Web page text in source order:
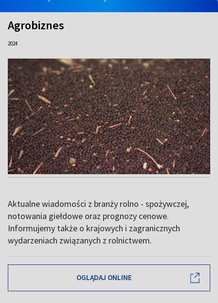
Agrobiznes
2024
Aktualne wiadomości z branży rolno - spożywczej,
notowania giełdowe oraz prognozy cenowe.
Informujemy także o krajowych i zagranicznych
wydarzeniach związanych z rolnictwem.
OGLĄDAJ ONLINE